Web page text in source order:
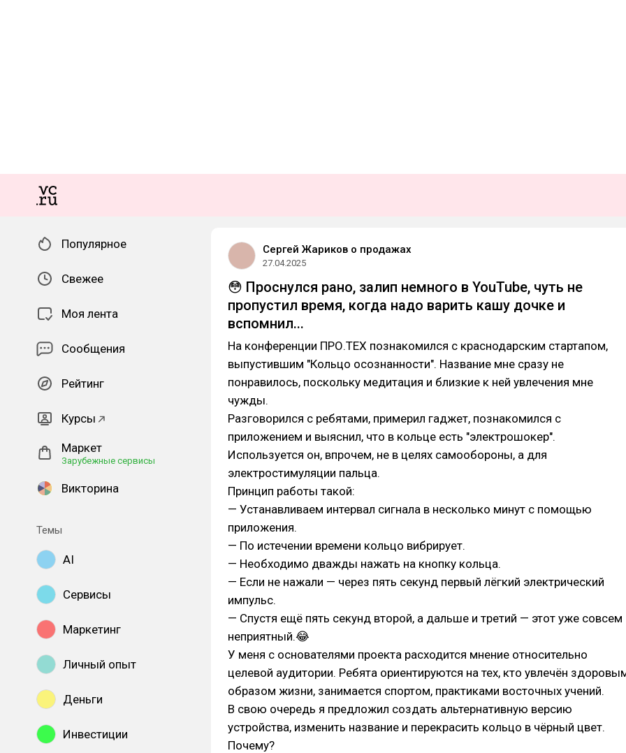
Популярное
Свежее
Моя лента
Сообщения
Рейтинг
Курсы
Маркет
Зарубежные сервисы
Викторина
Темы
AI
Сервисы
Маркетинг
Личный опыт
Деньги
Инвестиции
Сергей Жариков о продажах
27.04.2025
😳 Проснулся рано, залип немного в YouTube, чуть не
пропустил время, когда надо варить кашу дочке и
вспомнил...
На конференции ПРО.ТЕХ познакомился с краснодарским стартапом,
выпустившим "Кольцо осознанности". Название мне сразу не
понравилось, поскольку медитация и близкие к ней увлечения мне
чужды.
Разговорился с ребятами, примерил гаджет, познакомился с
приложением и выяснил, что в кольце есть "электрошокер".
Используется он, впрочем, не в целях самообороны, а для
электростимуляции пальца.
Принцип работы такой:
— Устанавливаем интервал сигнала в несколько минут с помощью
приложения.
— По истечении времени кольцо вибрирует.
— Необходимо дважды нажать на кнопку кольца.
— Если не нажали — через пять секунд первый лёгкий электрический
импульс.
— Спустя ещё пять секунд второй, а дальше и третий — этот уже совсем
неприятный.😂
У меня с основателями проекта расходится мнение относительно
целевой аудитории. Ребята ориентируются на тех, кто увлечён
образом жизни, занимается спортом, практиками восточных учений.
В свою очередь я предложил создать альтернативную версию
устройства, изменить название и перекрасить кольцо в чёрный цвет.
Почему?